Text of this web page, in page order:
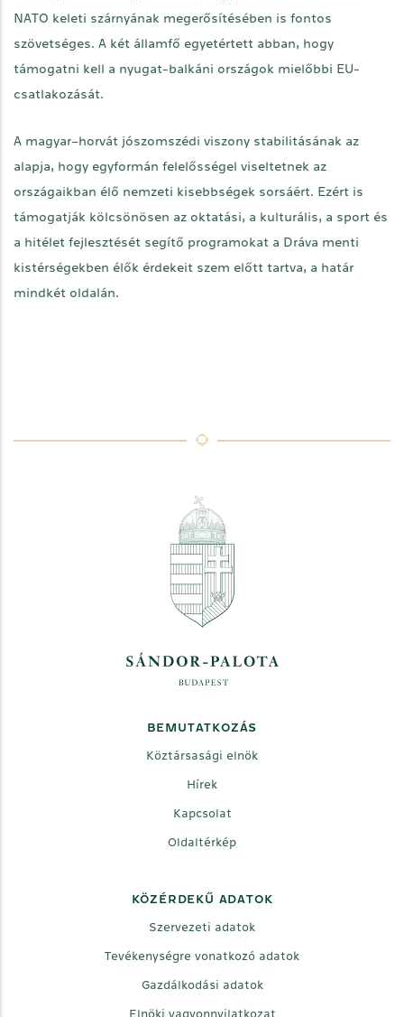
NATO keleti szárnyának megerősítésében is fontos
szövetséges. A két államfő egyetértett abban, hogy
támogatni kell a nyugat-balkáni országok mielőbbi EU-
csatlakozását.
A magyar–horvát jószomszédi viszony stabilitásának az
alapja, hogy egyformán felelősségel viseltetnek az
országaikban élő nemzeti kisebbségek sorsáért. Ezért is
támogatják kölcsönösen az oktatási, a kulturális, a sport és
a hitélet fejlesztését segítő programokat a Dráva menti
kistérségekben élők érdekeit szem előtt tartva, a határ
mindkét oldalán.
BEMUTATKOZÁS
Köztársasági elnök
Hírek
Kapcsolat
Oldaltérkép
KÖZÉRDEKŰ ADATOK
Szervezeti adatok
Tevékenységre vonatkozó adatok
Gazdálkodási adatok
Elnöki vagyonnyilatkozat